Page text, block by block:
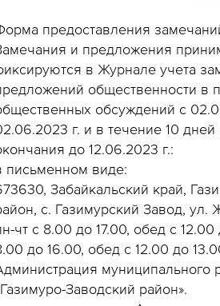
предоставления
и предложения
в Журнале учета
общественности в
обсуждений с
г. и в течение 10 дней
до 12.06.2023 г.:
письменном виде:
Забайкальский край,
с. Газимурский Завод, ул.
чт с 8.00 до 17.00, обед с 12.00
до 16.00, обед с 12.00 до
муниципального
Заводский район».